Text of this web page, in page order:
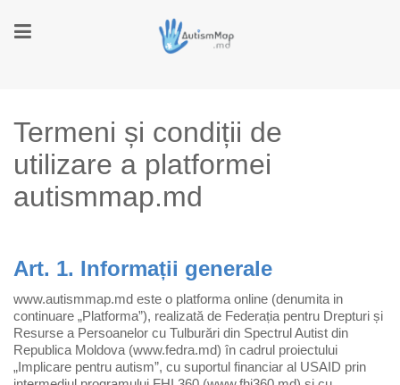
Termeni și condiții de
utilizare a platformei
autismmap.md
Art. 1. Informații generale
www.autismmap.md este o platforma online (denumita in
continuare „Platforma”), realizată de Federația pentru Drepturi și
Resurse a Persoanelor cu Tulburări din Spectrul Autist din
Republica Moldova (www.fedra.md) în cadrul proiectului
„Implicare pentru autism”, cu suportul financiar al USAID prin